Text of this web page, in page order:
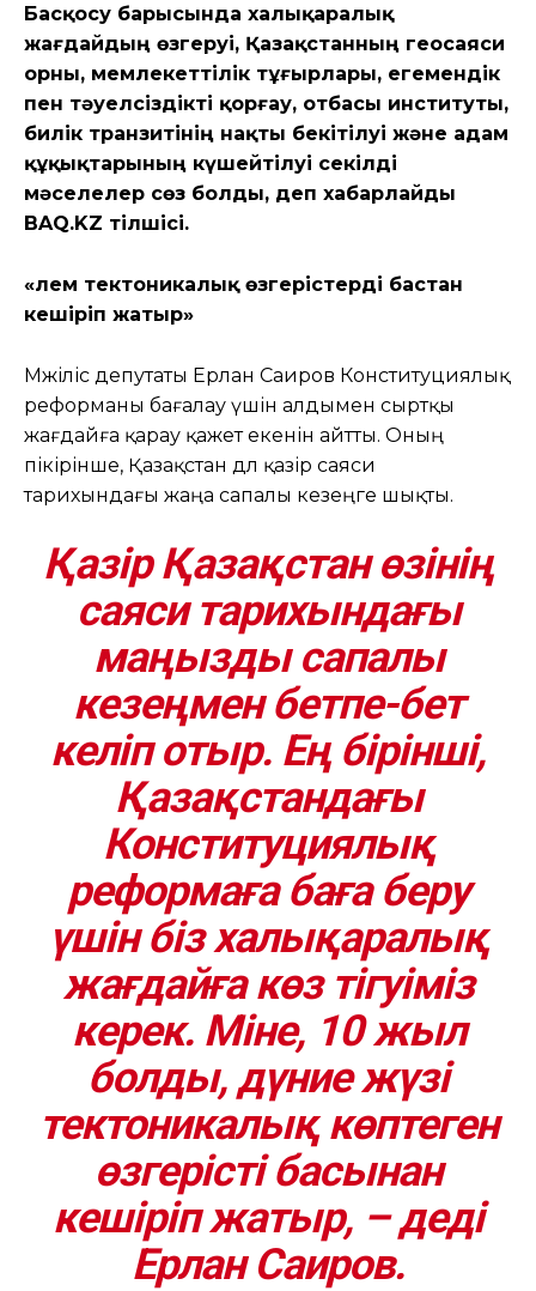
Басқосу барысында халықаралық
жағдайдың өзгеруі, Қазақстанның геосаяси
орны, мемлекеттілік тұғырлары, егемендік
пен тәуелсіздікті қорғау, отбасы институты,
билік транзитінің нақты бекітілуі және адам
құқықтарының күшейтілуі секілді
мәселелер сөз болды, деп хабарлайды
BAQ.KZ тілшісі.
«Әлем тектоникалық өзгерістерді бастан
кешіріп жатыр»
Мәжіліс депутаты Ерлан Саиров Конституциялық
реформаны бағалау үшін алдымен сыртқы
жағдайға қарау қажет екенін айтты. Оның
пікірінше, Қазақстан дәл қазір саяси
тарихындағы жаңа сапалы кезеңге шықты.
Қазір Қазақстан өзінің
саяси тарихындағы
маңызды сапалы
кезеңмен бетпе-бет
келіп отыр. Ең бірінші,
Қазақстандағы
Конституциялық
реформаға баға беру
үшін біз халықаралық
жағдайға көз тігуіміз
керек. Міне, 10 жыл
болды, дүние жүзі
тектоникалық көптеген
өзгерісті басынан
кешіріп жатыр, – деді
Ерлан Саиров.